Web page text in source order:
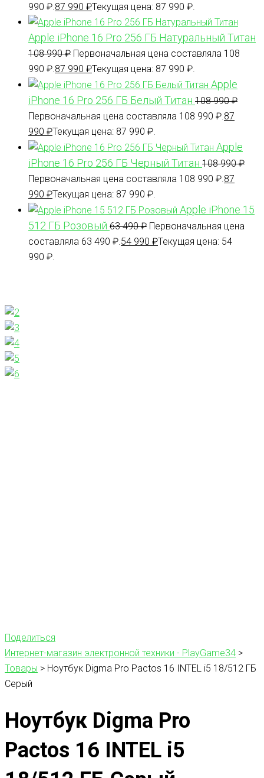
990 ₽. 87 990 ₽Текущая цена: 87 990 ₽.
Apple iPhone 16 Pro 256 ГБ Натуральный Титан
108 990₽ Первоначальная цена составляла 108
990 ₽. 87 990 ₽Текущая цена: 87 990 ₽.
Apple
iPhone 16 Pro 256 ГБ Белый Титан 108 990₽
Первоначальная цена составляла 108 990 ₽. 87
990 ₽Текущая цена: 87 990 ₽.
Apple
iPhone 16 Pro 256 ГБ Черный Титан 108 990₽
Первоначальная цена составляла 108 990 ₽. 87
990 ₽Текущая цена: 87 990 ₽.
Apple iPhone 15
512 ГБ Розовый 63 490₽ Первоначальная цена
составляла 63 490 ₽. 54 990 ₽Текущая цена: 54
990 ₽.
Поделиться
Интернет-магазин электронной техники - PlayGame34 >
Товары > Ноутбук Digma Pro Pactos 16 INTEL i5 18/512 ГБ
Серый
Ноутбук Digma Pro
Pactos 16 INTEL i5